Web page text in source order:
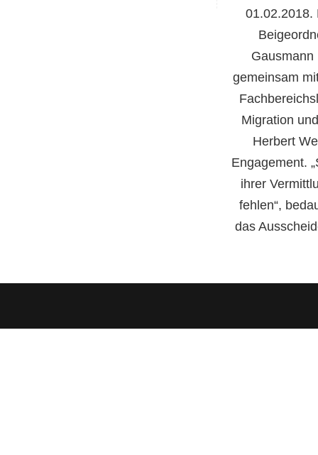
01.02.2018.
Gausmann
gemeinsam
Migration
Herbert
Engagement.
ihrer
fehlen“,
das